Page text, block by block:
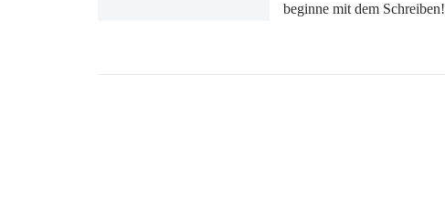
beginne mit dem Schreiben!